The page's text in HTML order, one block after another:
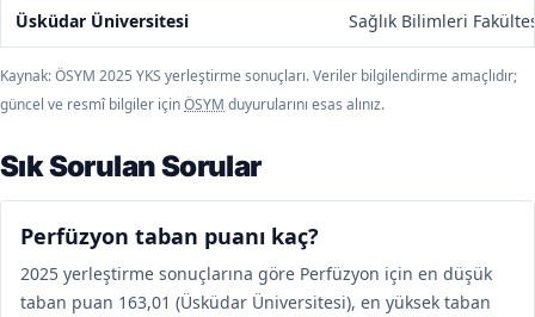
Üsküdar Üniversitesi Sağlık Bilimleri
Kaynak: ÖSYM 2025 YKS yerleştirme sonuçları. Veriler bilgilendirme amaçlıdır;
güncel ve resmî bilgiler içinÖSYM duyurularını esas alınız.
Sık Sorulan Sorular
Perfüzyon taban puanı kaç?
2025 yerleştirme sonuçlarına göre Perfüzyon için en düşük
taban puan 163,01 (Üsküdar Üniversitesi), en yüksek taban